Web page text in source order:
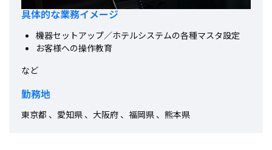
具体的な業務イメージ
機器セットアップ／ホテルシステムの各種マスタ設定
お客様への操作教育
など
勤務地
東京都 、愛知県 、大阪府 、福岡県 、熊本県